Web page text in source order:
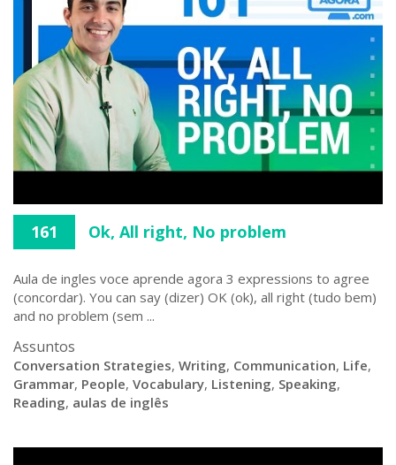
161 Ok, All right, No problem
Aula de ingles voce aprende agora 3 expressions to agree
(concordar). You can say (dizer) OK (ok), all right (tudo bem)
and no problem (sem ...
Assuntos
Conversation Strategies, Writing, Communication, Life,
Grammar, People, Vocabulary, Listening, Speaking,
Reading, aulas de inglês